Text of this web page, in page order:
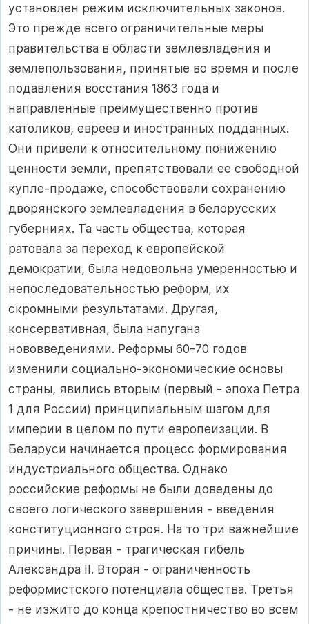
установлен режим исключительных законов.
Это прежде всего ограничительные меры
правительства в области землевладения и
землепользования, принятые во время и после
подавления восстания 1863 года и
направленные преимущественно против
католиков, евреев и иностранных подданных.
Они привели к относительному понижению
ценности земли, препятствовали ее свободной
купле-продаже, способствовали сохранению
дворянского землевладения в белорусских
губерниях. Та часть общества, которая
ратовала за переход к европейской
демократии, была недовольна умеренностью и
непоследовательностью реформ, их
скромными результатами. Другая,
консервативная, была напугана
нововведениями. Реформы 60-70 годов
изменили социально-экономические основы
страны, явились вторым (первый - эпоха Петра
1 для России) принципиальным шагом для
империи в целом по пути европеизации. В
Беларуси начинается процесс формирования
индустриального общества. Однако
российские реформы не были доведены до
своего логического завершения - введения
конституционного строя. На то три важнейшие
причины. Первая - трагическая гибель
Александра II. Вторая - ограниченность
реформистского потенциала общества. Третья
- не изжито до конца крепостничество во всем